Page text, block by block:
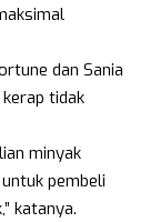
dan Sania
tidak
minyak
pembeli
katanya.